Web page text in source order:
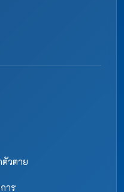
ตัวตาย
าร